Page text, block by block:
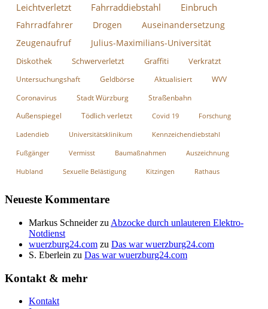
Leichtverletzt Fahrraddiebstahl Einbruch
Fahrradfahrer Drogen
Auseinandersetzung
Zeugenaufruf
Julius-Maximilians-Universität
Diskothek Schwerverletzt Graffiti Verkratzt
Untersuchungshaft Geldbörse Aktualisiert
WVV
Coronavirus
Stadt Würzburg Straßenbahn
Außenspiegel Tödlich verletzt Covid 19 Forschung
Ladendieb Universitätsklinikum Kennzeichendiebstahl
Fußgänger Vermisst Baumaßnahmen Auszeichnung
Hubland Sexuelle Belästigung Kitzingen Rathaus
Neueste Kommentare
Markus Schneiderzu Abzocke durch unlauteren Elektro-
Notdienst
wuerzburg24.com zu Das war wuerzburg24.com
S. Eberlein zu Das war wuerzburg24.com
Kontakt & mehr
Kontakt